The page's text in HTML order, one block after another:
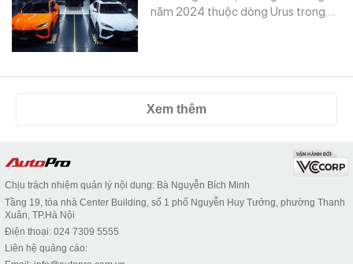
năm 2024 thuộc dòng Urus trong…
Xem thêm
Chịu trách nhiệm quản lý nội dung: Bà Nguyễn Bích Minh
Tầng 19, tòa nhà Center Building, số 1 phố Nguyễn Huy Tưởng, phường Thanh
Xuân, TP.Hà Nội
Điện thoại: 024 7309 5555
Liên hệ quảng cáo: